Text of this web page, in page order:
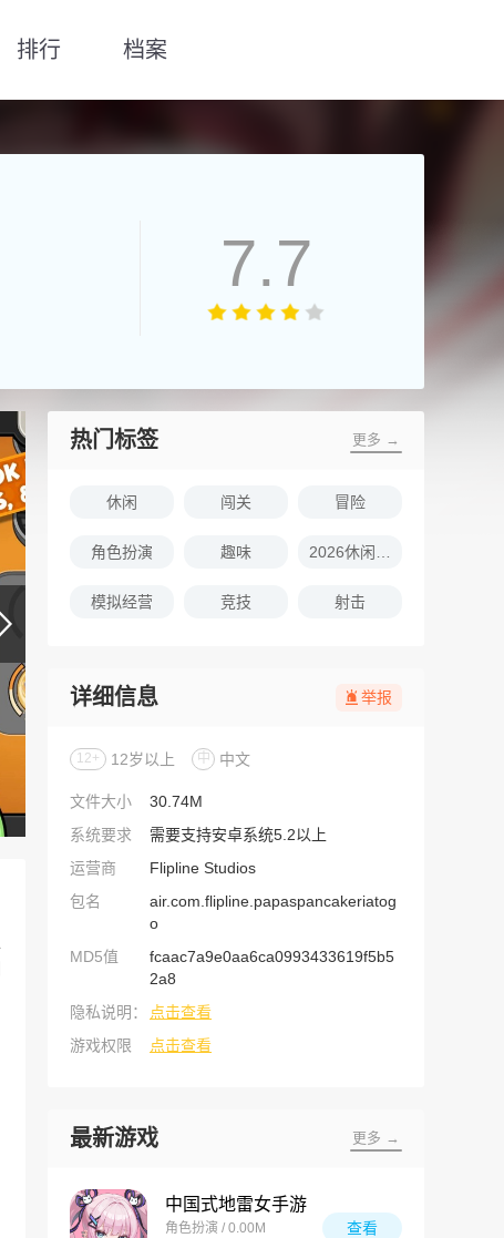
排行 档案
7.7
热门标签 更多 →
休闲 闯关 冒险
角色扮演 趣味
模拟经营 竞技 射击
详细信息 举报
12+ 12岁以上 中 中文
文件大小
30.74M
系统要求
需要支持安卓系统5.2以上
运营商
Flipline Studios
包名
air.com.flipline.papaspancakeriatog
o
MD5值
fcaac7a9e0aa6ca0993433619f5b5
2a8
隐私说明：
点击查看
游戏权限
点击查看
最新游戏 更多 →
中国式地雷女手游
角色扮演 / 0.00M
查看